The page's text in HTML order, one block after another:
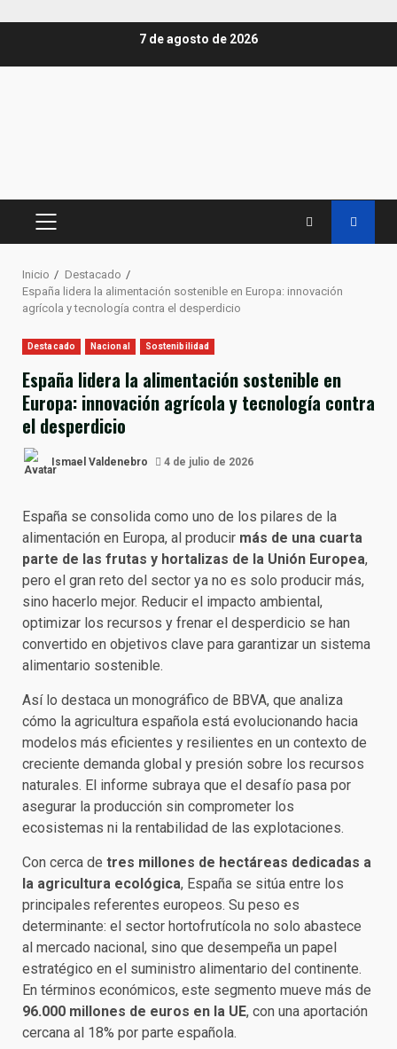
7 de agosto de 2026
MENÚ
Inicio
Destacado
España lidera la alimentación sostenible en Europa: innovación
agrícola y tecnología contra el desperdicio
Destacado Nacional Sostenibilidad
España lidera la alimentación sostenible en
Europa: innovación agrícola y tecnología contra
el desperdicio
Ismael Valdenebro 4 de julio de 2026
España se consolida como uno de los pilares de la
alimentación en Europa, al producir más de una cuarta
parte de las frutas y hortalizas de la Unión Europea,
pero el gran reto del sector ya no es solo producir más,
sino hacerlo mejor. Reducir el impacto ambiental,
optimizar los recursos y frenar el desperdicio se han
convertido en objetivos clave para garantizar un sistema
alimentario sostenible.
Así lo destaca un monográfico de BBVA, que analiza
cómo la agricultura española está evolucionando hacia
modelos más eficientes y resilientes en un contexto de
creciente demanda global y presión sobre los recursos
naturales. El informe subraya que el desafío pasa por
asegurar la producción sin comprometer los
ecosistemas ni la rentabilidad de las explotaciones.
Con cerca de tres millones de hectáreas dedicadas a
la agricultura ecológica, España se sitúa entre los
principales referentes europeos. Su peso es
determinante: el sector hortofrutícola no solo abastece
al mercado nacional, sino que desempeña un papel
estratégico en el suministro alimentario del continente.
En términos económicos, este segmento mueve más de
96.000 millones de euros en la UE, con una aportación
cercana al 18% por parte española.